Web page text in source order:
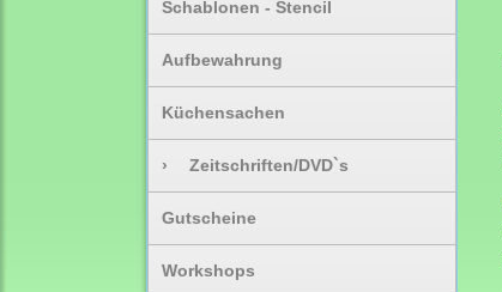
Schablonen - Stencil
Aufbewahrung
Küchensachen
› Zeitschriften/DVD`s
Gutscheine
Workshops